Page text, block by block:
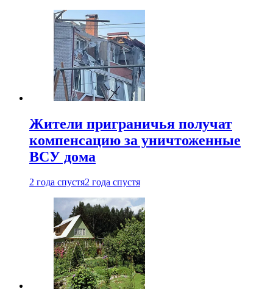
Жители приграничья получат
компенсацию за уничтоженные
ВСУ дома
2 года спустя2 года спустя